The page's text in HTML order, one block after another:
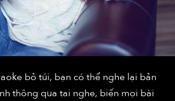
bỏ túi, bạn có thể nghe lại bản
thông qua tai nghe, biến mọi bài